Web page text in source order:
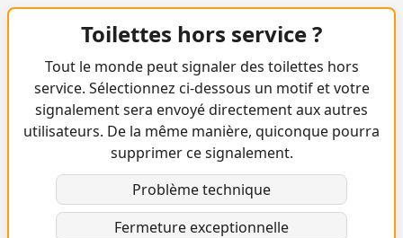
Toilettes hors service ?
Tout le monde peut signaler des toilettes hors
service. Sélectionnez ci-dessous un motif et votre
signalement sera envoyé directement aux autres
utilisateurs. De la même manière, quiconque pourra
supprimer ce signalement.
Problème technique
Fermeture exceptionnelle